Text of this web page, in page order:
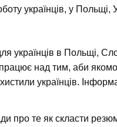
українців, у
українців в Польщі,
над тим, аби
українців.
про те як скласти